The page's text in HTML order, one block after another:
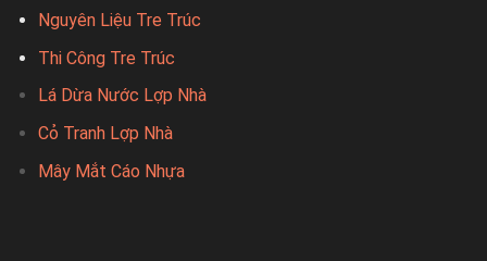
Nguyên Liệu Tre Trúc
Thi Công Tre Trúc
Lá Dừa Nước Lợp Nhà
Cỏ Tranh Lợp Nhà
Mây Mắt Cáo Nhựa